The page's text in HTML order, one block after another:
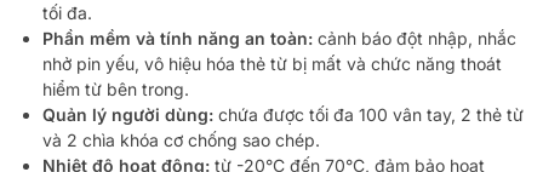
tối đa.
Phần mềm và tính năng an toàn: cảnh báo đột nhập, nhắc
nhở pin yếu, vô hiệu hóa thẻ từ bị mất và chức năng thoát
hiểm từ bên trong.
Quản lý người dùng: chứa được tối đa 100 vân tay, 2 thẻ từ
và 2 chìa khóa cơ chống sao chép.
Nhiệt độ hoạt động: từ -20°C đến 70°C, đảm bảo hoạt